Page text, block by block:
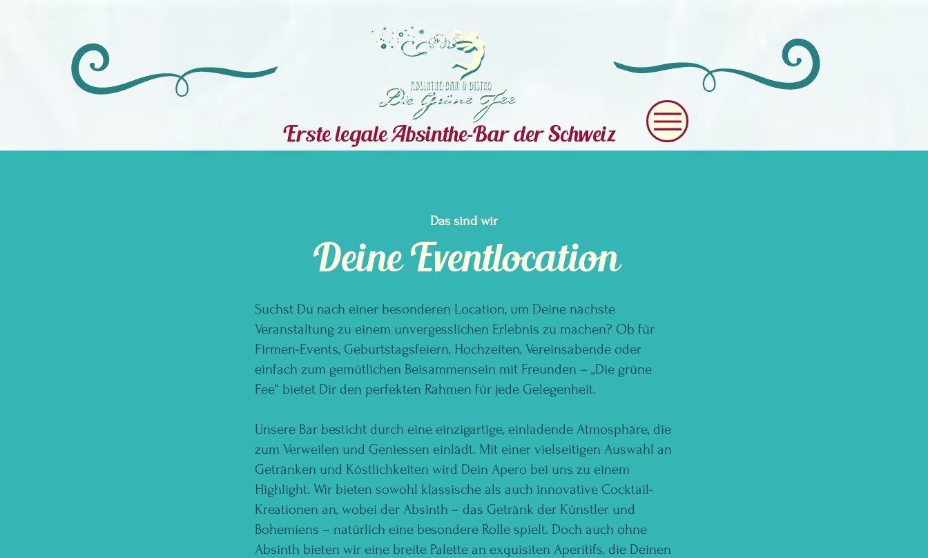
Erste legale Absinthe-Bar der Schweiz
Das sind wir
Deine Eventlocation
Suchst Du nach einer besonderen Location, um Deine nächste
Veranstaltung zu einem unvergesslichen Erlebnis zu machen? Ob für
Firmen-Events, Geburtstagsfeiern, Hochzeiten, Vereinsabende oder
einfach zum gemütlichen Beisammensein mit Freunden – „Die grüne
Fee“ bietet Dir den perfekten Rahmen für jede Gelegenheit.
Unsere Bar besticht durch eine einzigartige, einladende Atmosphäre, die
zum Verweilen und Geniessen einlädt. Mit einer vielseitigen Auswahl an
Getränken und Köstlichkeiten wird Dein Apero bei uns zu einem
Highlight. Wir bieten sowohl klassische als auch innovative Cocktail-
Kreationen an, wobei der Absinth – das Getränk der Künstler und
Bohemiens – natürlich eine besondere Rolle spielt. Doch auch ohne
Absinth bieten wir eine breite Palette an exquisiten Aperitifs, die Deinen